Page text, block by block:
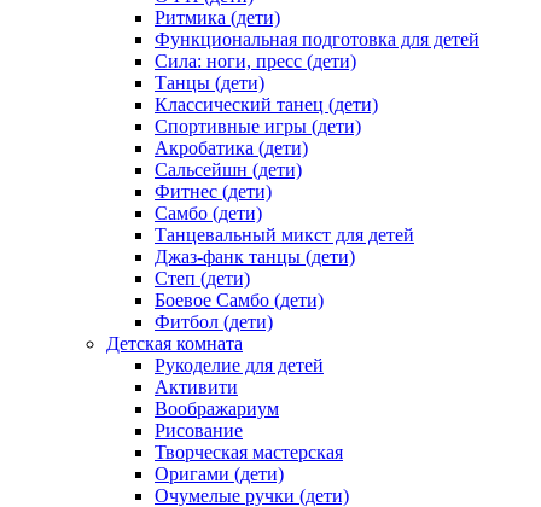
Ритмика (дети)
Функциональная подготовка для детей
Сила: ноги, пресс (дети)
Танцы (дети)
Классический танец (дети)
Спортивные игры (дети)
Акробатика (дети)
Сальсейшн (дети)
Фитнес (дети)
Самбо (дети)
Танцевальный микст для детей
Джаз-фанк танцы (дети)
Степ (дети)
Боевое Самбо (дети)
Фитбол (дети)
Детская комната
Рукоделие для детей
Активити
Воображариум
Рисование
Творческая мастерская
Оригами (дети)
Очумелые ручки (дети)